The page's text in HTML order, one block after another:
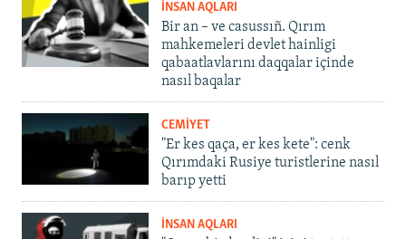
İNSAN AQLARI
Bir an – ve casussıñ. Qırım
mahkemeleri devlet hainligi
qabaatlavlarını daqqalar içinde
nasıl baqalar
CEMİYET
"Er kes qaça, er kes kete": cenk
Qırımdaki Rusiye turistlerine nasıl
barıp yetti
İNSAN AQLARI